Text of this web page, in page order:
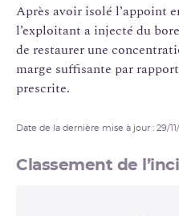
Après avoir isolé l’appoint
l’exploitant a injecté du
de restaurer une
marge suffisante par
prescrite.
Date de la dernière mise à jour : 29/11/
Classement de